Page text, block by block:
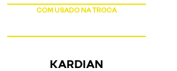
KARDIAN
COM USADO NA TROCA